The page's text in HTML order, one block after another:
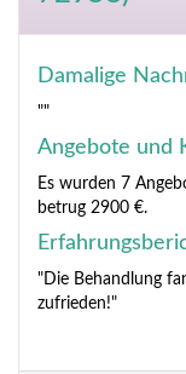
Damalige
""
Angebote und
Es wurden 7
betrug 2900 €.
"Die Behandlung
zufrieden!"